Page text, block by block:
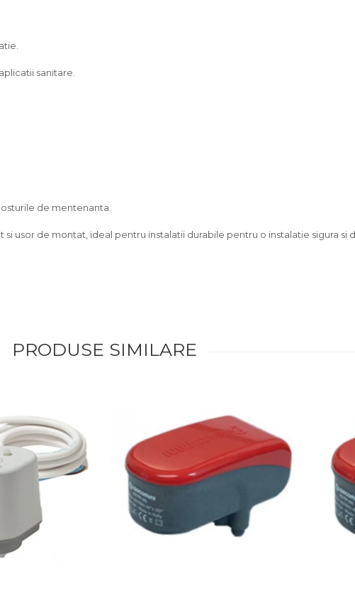
sanitare.
de mentenanta.
si usor de montat, ideal pentru instalatii durabile pentru o instalatie sigura si
PRODUSE SIMILARE